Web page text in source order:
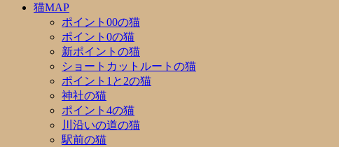
猫MAP
ポイント00の猫
ポイント0の猫
新ポイントの猫
ショートカットルートの猫
ポイント1と2の猫
神社の猫
ポイント4の猫
川沿いの道の猫
駅前の猫